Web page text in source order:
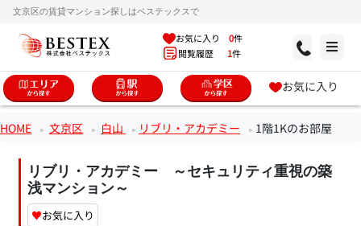
文京区の賃貸マンション探しはベステックスで
お気に入り 0件
閲覧履歴 1件
お気に入り
HOME 文京区 白山 リブリ・アカデミー 1階1Kのお部屋
リブリ・アカデミー ～セキュリティ重視の築
浅マンション～
♥お気に入り